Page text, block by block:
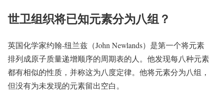
世卫组织将已知元素分为八组？
英国化学家约翰-纽兰兹（John Newlands）是第一个将元素
排列成原子质量递增顺序的周期表的人。他发现每八种元素
都有相似的性质，并称这为八度定律。他将元素分为八组，
但没有为未发现的元素留出空白。